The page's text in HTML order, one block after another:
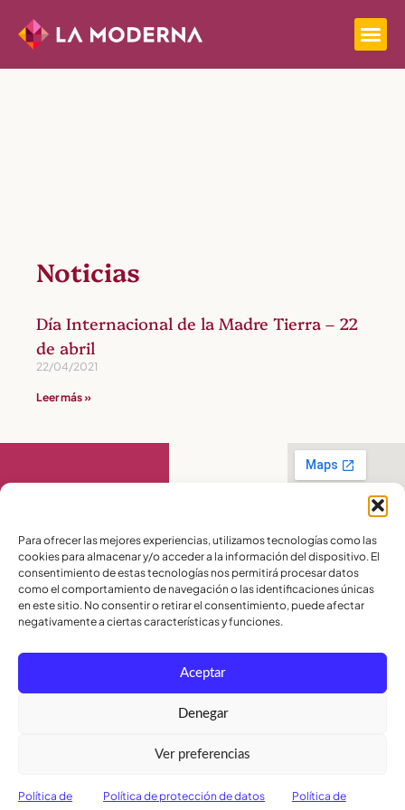
Para ofrecer las mejores experiencias, utilizamos tecnologías como las
cookies para almacenar y/o acceder a la información del dispositivo. El
consentimiento de estas tecnologías nos permitirá procesar datos
como el comportamiento de navegación o las identificaciones únicas
en este sitio. No consentir o retirar el consentimiento, puede afectar
negativamente a ciertas características y funciones.
Aceptar
Denegar
Ver preferencias
Política de Política de protección de datos Política de
Noticias
Día Internacional de la Madre Tierra – 22
de abril
22/04/2021
Leer más »
Cookies
Contáctanos
PBX:(04) 372 5220
Celular:099 016
2715
Celular:098 580
2370
admisiones@lamoderna.edu.ec
Km 2,5 Vía a
Samborondón.